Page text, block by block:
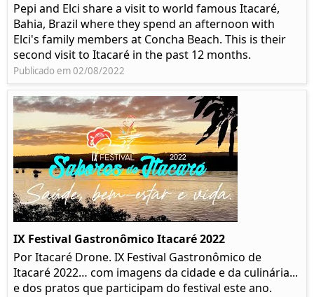
Pepi and Elci share a visit to world famous Itacaré,
Bahia, Brazil where they spend an afternoon with
Elci's family members at Concha Beach. This is their
second visit to Itacaré in the past 12 months.
Publicado em 02/08/2022
IX Festival Gastronômico Itacaré 2022
Por Itacaré Drone. IX Festival Gastronômico de
Itacaré 2022… com imagens da cidade e da culinária...
e dos pratos que participam do festival este ano.